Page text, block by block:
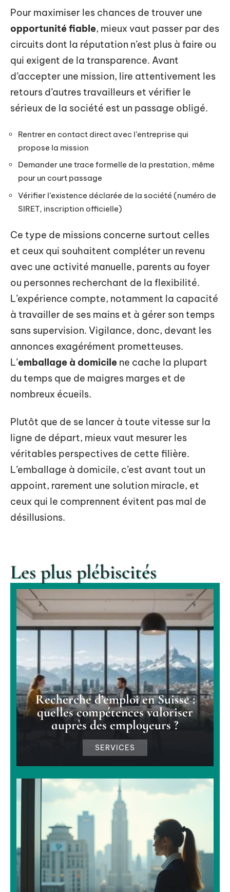
Pour maximiser les chances de trouver une
opportunité fiable, mieux vaut passer par des
circuits dont la réputation n’est plus à faire ou
qui exigent de la transparence. Avant
d’accepter une mission, lire attentivement les
retours d’autres travailleurs et vérifier le
sérieux de la société est un passage obligé.
Rentrer en contact direct avec l’entreprise qui
propose la mission
Demander une trace formelle de la prestation, même
pour un court passage
Vérifier l’existence déclarée de la société (numéro de
SIRET, inscription officielle)
Ce type de missions concerne surtout celles
et ceux qui souhaitent compléter un revenu
avec une activité manuelle, parents au foyer
ou personnes recherchant de la flexibilité.
L’expérience compte, notamment la capacité
à travailler de ses mains et à gérer son temps
sans supervision. Vigilance, donc, devant les
annonces exagérément prometteuses.
L’emballage à domicile ne cache la plupart
du temps que de maigres marges et de
nombreux écueils.
Plutôt que de se lancer à toute vitesse sur la
ligne de départ, mieux vaut mesurer les
véritables perspectives de cette filière.
L’emballage à domicile, c’est avant tout un
appoint, rarement une solution miracle, et
ceux qui le comprennent évitent pas mal de
désillusions.
Les plus plébiscités
Recherche d’emploi en Suisse :
quelles compétences valoriser
auprès des employeurs ?
SERVICES